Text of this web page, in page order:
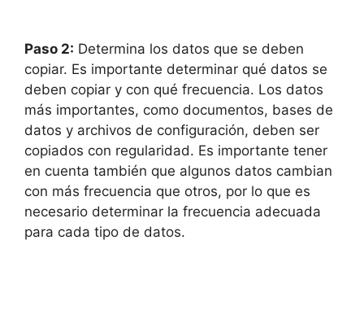
Paso 2: Determina los datos que se deben
copiar. Es importante determinar qué datos se
deben copiar y con qué frecuencia. Los datos
más importantes, como documentos, bases de
datos y archivos de configuración, deben ser
copiados con regularidad. Es importante tener
en cuenta también que algunos datos cambian
con más frecuencia que otros, por lo que es
necesario determinar la frecuencia adecuada
para cada tipo de datos.